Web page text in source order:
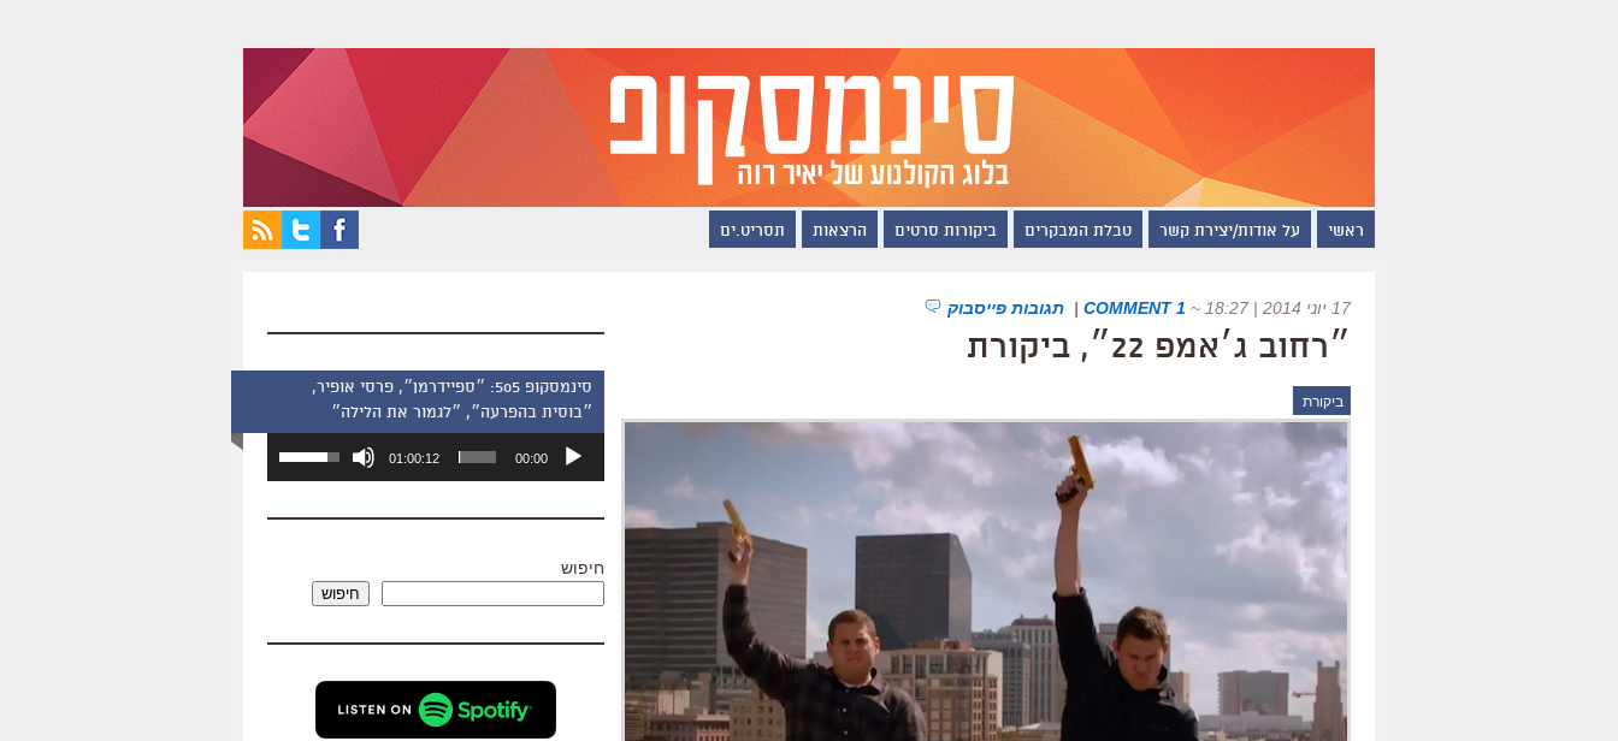
ראשי על אודות/יצירת קשר טבלת המבקרים ביקורות סרטים הרצאות תסריט.ים
17 יוני 2014 | 18:27 ~
1 COMMENT
| תגובות פייסבוק
״רחוב ג׳אמפ 22״, ביקורת
ביקורת
סינמסקופ 505: ״ספיידרמן״, פרסי אופיר,
״בוסית בהפרעה״, ״לגמור את הלילה״
אודיו
00:00
01:00:12
השתמש
כדי
שמע.
חיפוש
חיפוש